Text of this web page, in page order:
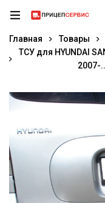
Главная Товары
ТСУ для HYUNDAI
2007-